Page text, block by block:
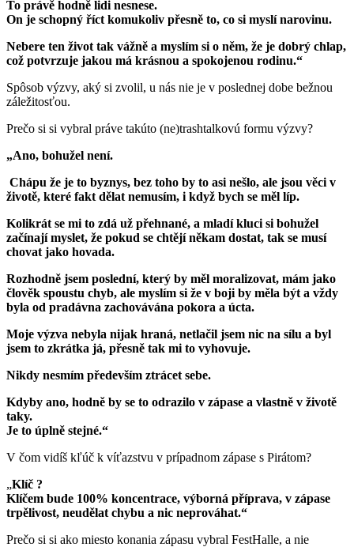
To právě hodně lidi nesnese.
On je schopný říct komukoliv přesně to, co si myslí narovinu.
Nebere ten život tak vážně a myslím si o něm, že je dobrý chlap,
což potvrzuje jakou má krásnou a spokojenou rodinu.“
Spôsob výzvy, aký si zvolil, u nás nie je v poslednej dobe bežnou
záležitosťou.
Prečo si si vybral práve takúto (ne)trashtalkovú formu výzvy?
„Ano, bohužel není.
Chápu že je to byznys, bez toho by to asi nešlo, ale jsou věci v
životě, které fakt dělat nemusím, i když bych se měl líp.
Kolikrát se mi to zdá už přehnané, a mladí kluci si bohužel
začínají myslet, že pokud se chtějí někam dostat, tak se musí
chovat jako hovada.
Rozhodně jsem poslední, který by měl moralizovat, mám jako
člověk spoustu chyb, ale myslím si že v boji by měla být a vždy
byla od pradávna zachovávána pokora a úcta.
Moje výzva nebyla nijak hraná, netlačil jsem nic na sílu a byl
jsem to zkrátka já, přesně tak mi to vyhovuje.
Nikdy nesmím především ztrácet sebe.
Kdyby ano, hodně by se to odrazilo v zápase a vlastně v životě
taky.
Je to úplně stejné.“
V čom vidíš kľúč k víťazstvu v prípadnom zápase s Pirátom?
„Klíč ?
Klíčem bude 100% koncentrace, výborná příprava, v zápase
trpělivost, neudělat chybu a nic neprováhat.“
Prečo si si ako miesto konania zápasu vybral FestHalle, a nie